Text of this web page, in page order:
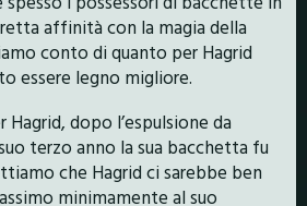
affinità con la magia della
conto di quanto per Hagrid
essere legno migliore.
dopo l’espulsione da
terzo anno la sua bacchetta fu
che Hagrid ci sarebbe ben
minimamente al suo